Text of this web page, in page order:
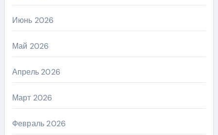
Июнь 2026
Май 2026
Апрель 2026
Март 2026
Февраль 2026